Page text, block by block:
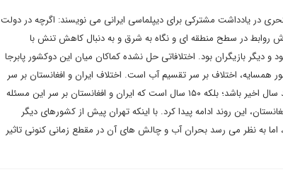
در یادداشت مشترکی برای دیپلماسی ایرانی می نویسند: اگرچه در دولت
روابط در سطح منطقه ای و نگاه به شرق و به دنبال کاهش تنش با
دیگر بازیگران بود. اختلافاتی حل نشده کماکان میان این دوکشور پابرجا
همسایه، اختلاف بر سر تقسیم آب است. اختلاف ایران و افغانستان بر سر
حقابه رود هیرمند پدیده ای نیست که مربوط به چند سال اخیر باشد؛ بلکه ۱۵۰ سال است که ایران و افغانستان بر سر این مسئله
این روند ادامه پیدا کرد. با اینکه تهران پیش از کشورهای دیگر
به نظر می رسد بحران آب و چالش های آن در مقطع زمانی کنونی تاثیر